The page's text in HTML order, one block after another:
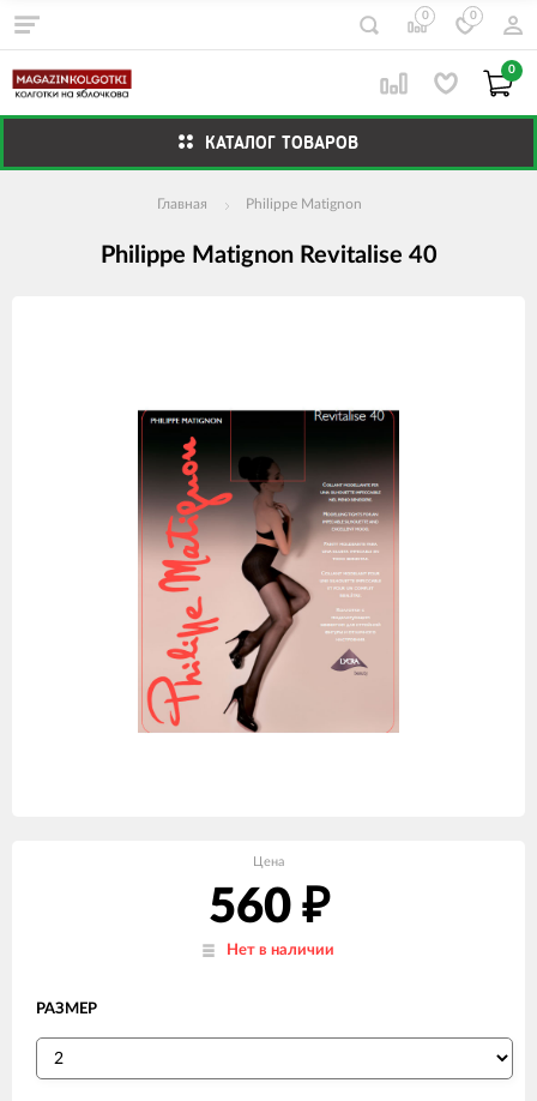
0 0
0
КАТАЛОГ ТОВАРОВ
Главная Philippe Matignon
Philippe Matignon Revitalise 40
Цена
560 ₽
Нет в наличии
РАЗМЕР